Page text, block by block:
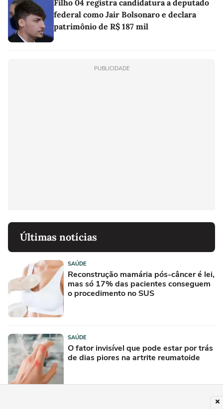
Filho 04 registra candidatura a deputado
federal como Jair Bolsonaro e declara
patrimônio de R$ 187 mil
PUBLICIDADE
Últimas notícias
SAÚDE
Reconstrução mamária pós-câncer é lei,
mas só 17% das pacientes conseguem
o procedimento no SUS
SAÚDE
O fator invisível que pode estar por trás
de dias piores na artrite reumatoide